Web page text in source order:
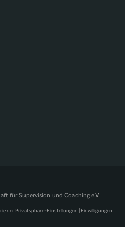
für Supervision und Coaching e.V.
der Privatsphäre-Einstellungen | Einwilligungen